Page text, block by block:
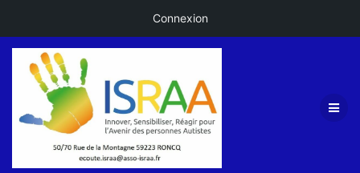
Connexion
Passer
contenu